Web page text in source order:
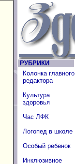
РУБРИКИ
Колонка главного
редактора
Культура
здоровья
Час ЛФК
Логопед в школе
Особый ребенок
Инклюзивное